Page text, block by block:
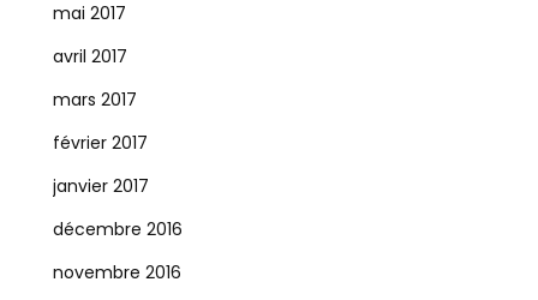
mai 2017
avril 2017
mars 2017
février 2017
janvier 2017
décembre 2016
novembre 2016